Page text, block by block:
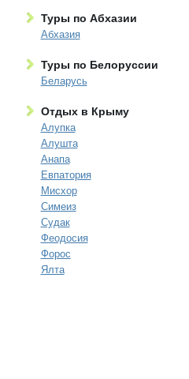
Туры по Абхазии
Абхазия
Туры по Белоруссии
Беларусь
Отдых в Крыму
Алупка
Алушта
Анапа
Евпатория
Мисхор
Симеиз
Судак
Феодосия
Форос
Ялта